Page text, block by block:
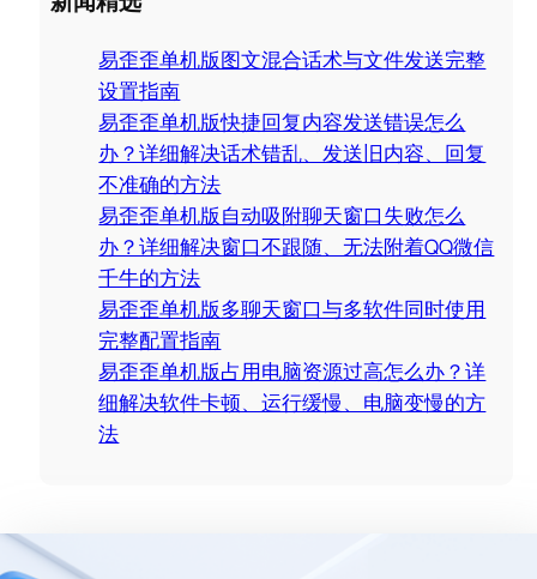
r
易歪歪单机版图文混合话术与文件发送完整
设置指南
易歪歪单机版快捷回复内容发送错误怎么
办？详细解决话术错乱、发送旧内容、回复
不准确的方法
易歪歪单机版自动吸附聊天窗口失败怎么
办？详细解决窗口不跟随、无法附着QQ微信
千牛的方法
易歪歪单机版多聊天窗口与多软件同时使用
完整配置指南
易歪歪单机版占用电脑资源过高怎么办？详
细解决软件卡顿、运行缓慢、电脑变慢的方
法